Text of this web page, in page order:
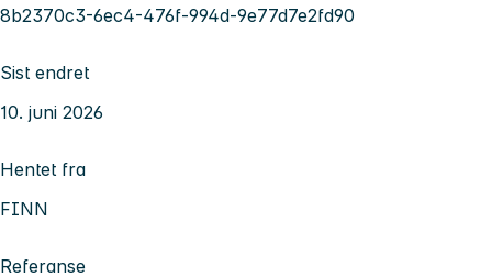
8b2370c3-6ec4-476f-994d-9e77d7e2fd90
Sist endret
10. juni 2026
Hentet fra
FINN
Referanse